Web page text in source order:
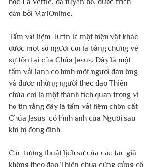
dẫn bởi MailOnline.
Tấm vải liệm Turin là một hiện vật khác
được một số người coi là bằng chứng về
sự tồn tại của Chúa Jesus. Đây là một
tấm vải lanh có hình một người đàn ông
và được những người theo đạo Thiên
chúa coi là một thánh tích quan trọng vì
họ tin rằng đây là tấm vải liệm chôn cất
Chúa Jesus, có hình ảnh của Người sau
khi bị đóng đinh.
Các tường thuật lịch sử của các tác giả
không theo đạo Thiên chúa cũng củng cố